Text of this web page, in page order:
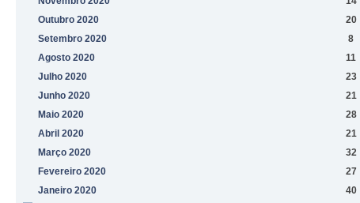
Outubro 2020
20
Setembro 2020
8
Agosto 2020
11
Julho 2020
23
Junho 2020
21
Maio 2020
28
Abril 2020
21
Março 2020
32
Fevereiro 2020
27
Janeiro 2020
40